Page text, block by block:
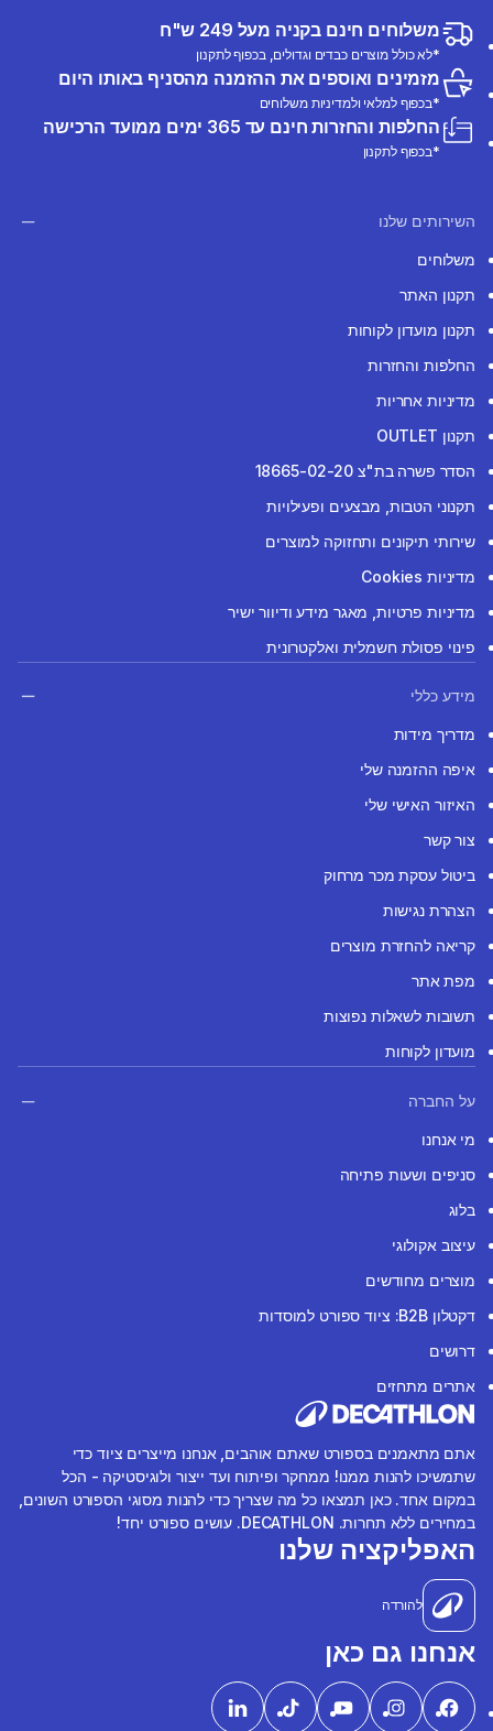
משלוחים חינם בקניה מעל 249 ש"ח
*לא כולל מוצרים כבדים וגדולים, בכפוף לתקנון
מזמינים ואוספים את ההזמנה מהסניף באותו היום
*בכפוף למלאי ולמדיניות משלוחים
החלפות והחזרות חינם עד 365 ימים ממועד הרכישה
*בכפוף לתקנון
השירותים שלנו
משלוחים
תקנון האתר
תקנון מועדון לקוחות
החלפות והחזרות
מדיניות אחריות
תקנון OUTLET
הסדר פשרה בת"צ 18665-02-20
תקנוני הטבות, מבצעים ופעילויות
שירותי תיקונים ותחזוקה למוצרים
מדיניות Cookies
מדיניות פרטיות, מאגר מידע ודיוור ישיר
פינוי פסולת חשמלית ואלקטרונית
מידע כללי
מדריך מידות
איפה ההזמנה שלי
האיזור האישי שלי
צור קשר
ביטול עסקת מכר מרחוק
הצהרת נגישות
קריאה להחזרת מוצרים
מפת אתר
תשובות לשאלות נפוצות
מועדון לקוחות
על החברה
מי אנחנו
סניפים ושעות פתיחה
בלוג
עיצוב אקולוגי
מוצרים מחודשים
דקטלון B2B: ציוד ספורט למוסדות
דרושים
אתרים מתחזים
אתם מתאמנים בספורט שאתם אוהבים, אנחנו מייצרים ציוד כדי
שתמשיכו להנות ממנו! ממחקר ופיתוח ועד ייצור ולוגיסטיקה - הכל
במקום אחד. כאן תמצאו כל מה שצריך כדי להנות מסוגי הספורט השונים,
במחירים ללא תחרות. DECATHLON. עושים ספורט יחד!
האפליקציה שלנו
להורדה
אנחנו גם כאן